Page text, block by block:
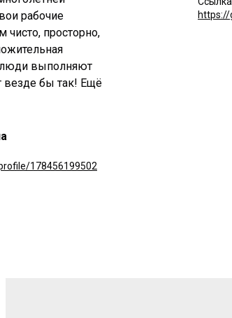
рабочие
чисто, просторно,
люди выполняют
везде бы так! Ещё
178456199502
https://